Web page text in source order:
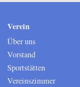
Verein
Über uns
Vorstand
Sportstätten
Vereinszimmer